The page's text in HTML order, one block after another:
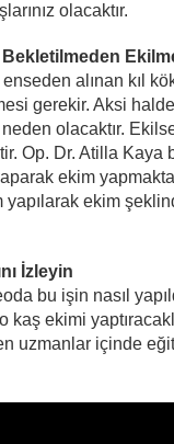
olacaktır.
Bekletilmeden
alınan kıl
gerekir. Aksi
olacaktır.
Op. Dr. Atilla Kaya
ekim
yapılarak ekim
İzleyin
bu işin nasıl
ekimi
uzmanlar içinde